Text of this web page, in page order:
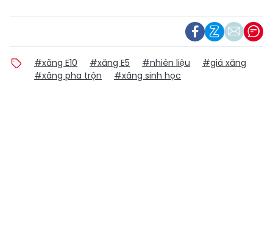
#xăng E10 #xăng E5 #nhiên liệu
#giá xăng
#xăng pha trộn
#xăng sinh học